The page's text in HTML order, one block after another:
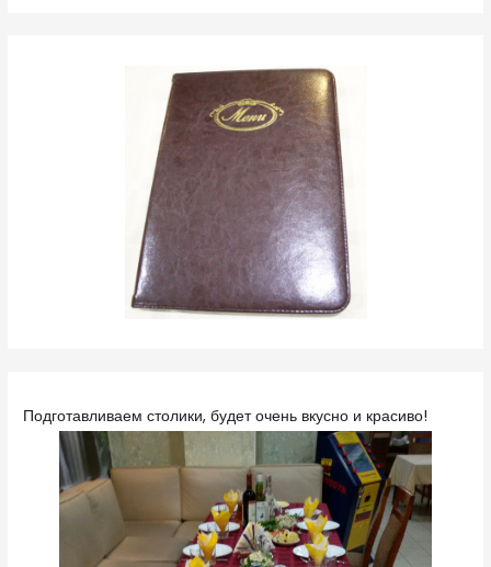
Подготавливаем столики, будет очень вкусно и красиво!